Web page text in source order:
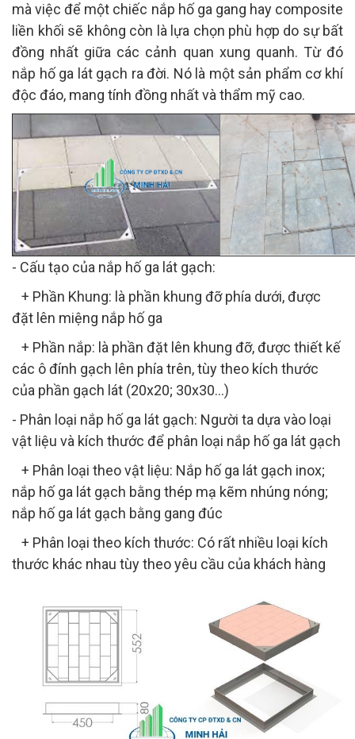
mà việc để một chiếc nắp hố ga gang hay composite
liền khối sẽ không còn là lựa chọn phù hợp do sự bất
đồng nhất giữa các cảnh quan xung quanh. Từ đó
nắp hố ga lát gạch ra đời. Nó là một sản phẩm cơ khí
độc đáo, mang tính đồng nhất và thẩm mỹ cao.
- Cấu tạo của nắp hố ga lát gạch:
+ Phần Khung: là phần khung đỡ phía dưới, được
đặt lên miệng nắp hố ga
+ Phần nắp: là phần đặt lên khung đỡ, được thiết kế
các ô đính gạch lên phía trên, tùy theo kích thước
của phần gạch lát (20x20; 30x30...)
- Phân loại nắp hố ga lát gạch: Người ta dựa vào loại
vật liệu và kích thước để phân loại nắp hố ga lát gạch
+ Phân loại theo vật liệu: Nắp hố ga lát gạch inox;
nắp hố ga lát gạch bằng thép mạ kẽm nhúng nóng;
nắp hố ga lát gạch bằng gang đúc
+ Phân loại theo kích thước: Có rất nhiều loại kích
thước khác nhau tùy theo yêu cầu của khách hàng